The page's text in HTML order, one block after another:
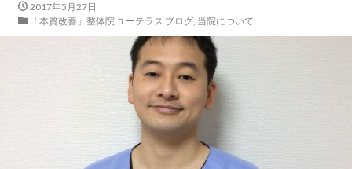
2017年5月27日
「本質改善」整体院 ユーテラス ブログ, 当院について